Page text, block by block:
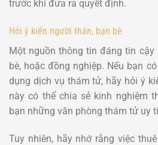
trước khi đưa ra quyết định.
Hỏi ý kiến người thân, bạn bè
Một nguồn thông tin đáng tin cậy
bè, hoặc đồng nghiệp. Nếu bạn
dụng dịch vụ thám tử, hãy hỏi ý
này có thể chia sẻ kinh nghiệm
bạn những văn phòng thám tử uy
Tuy nhiên, hãy nhớ rằng việc